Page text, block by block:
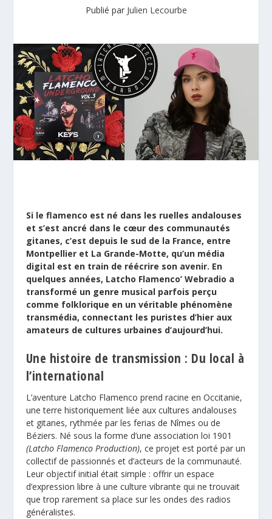
Publié par Julien Lecourbe
Si le flamenco est né dans les ruelles andalouses
et s’est ancré dans le cœur des communautés
gitanes, c’est depuis le sud de la France, entre
Montpellier et La Grande-Motte, qu’un média
digital est en train de réécrire son avenir. En
quelques années, Latcho Flamenco’ Webradio a
transformé un genre musical parfois perçu
comme folklorique en un véritable phénomène
transmédia, connectant les puristes d’hier aux
amateurs de cultures urbaines d’aujourd’hui.
Une histoire de transmission : Du local à
l’international
L’aventure Latcho Flamenco prend racine en Occitanie,
une terre historiquement liée aux cultures andalouses
et gitanes, rythmée par les ferias de Nîmes ou de
Béziers. Né sous la forme d’une association loi 1901
(Latcho Flamenco Production), ce projet est porté par un
collectif de passionnés et d’acteurs de la communauté.
Leur objectif initial était simple : offrir un espace
d’expression libre à une culture vibrante qui ne trouvait
que trop rarement sa place sur les ondes des radios
généralistes.